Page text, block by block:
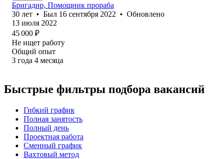
Бригадир, Помощник прораба
30 лет • Был 16 сентября 2022 • Обновлено
13 июля 2022
45 000 ₽
Не ищет работу
Общий опыт
3 года 4 месяца
Быстрые фильтры подбора вакансий
Гибкий график
Полная занятость
Полный день
Проектная работа
Сменный график
Вахтовый метод